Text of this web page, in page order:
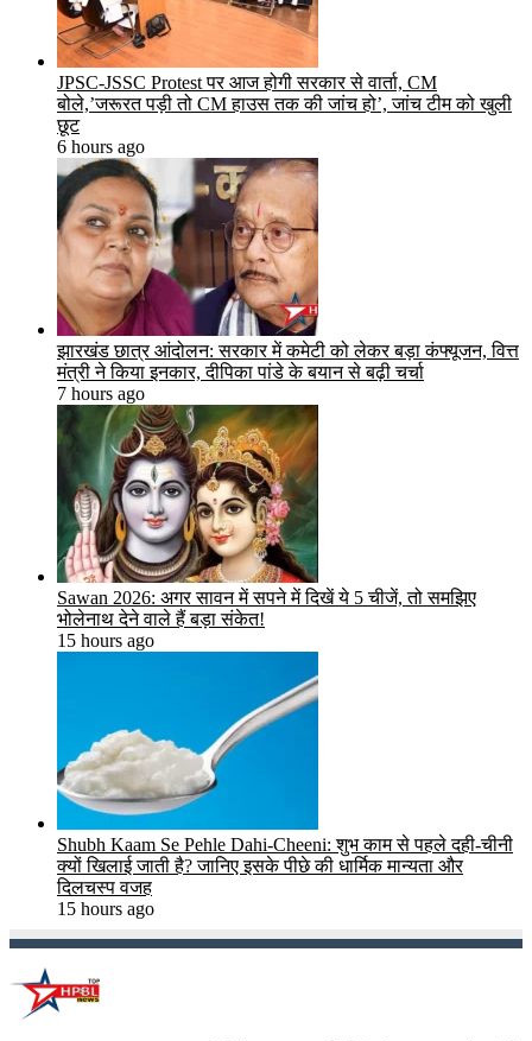
JPSC-JSSC Protest पर आज होगी सरकार से वार्ता, CM
बोले,’जरूरत पड़ी तो CM हाउस तक की जांच हो’, जांच टीम को खुली
छूट
6 hours ago
झारखंड छात्र आंदोलन: सरकार में कमेटी को लेकर बड़ा कंफ्यूजन, वित्त
मंत्री ने किया इनकार, दीपिका पांडे के बयान से बढ़ी चर्चा
7 hours ago
Sawan 2026: अगर सावन में सपने में दिखें ये 5 चीजें, तो समझिए
भोलेनाथ देने वाले हैं बड़ा संकेत!
15 hours ago
Shubh Kaam Se Pehle Dahi-Cheeni: शुभ काम से पहले दही-चीनी
क्यों खिलाई जाती है? जानिए इसके पीछे की धार्मिक मान्यता और
दिलचस्प वजह
15 hours ago